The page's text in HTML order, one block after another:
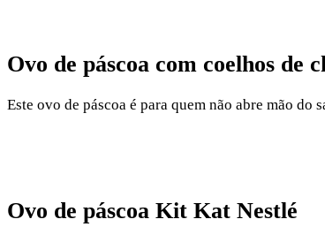
Ovo de páscoa com coelhos de
Este ovo de páscoa é para quem não abre mão
Ovo de páscoa Kit Kat Nestlé